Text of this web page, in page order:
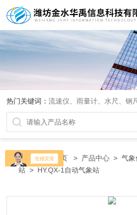
热门关键词：流速仪、雨量计、水尺、钢
当前位置：首页 > 产品中心 >气象
站 > HY.QX-1自动气象站